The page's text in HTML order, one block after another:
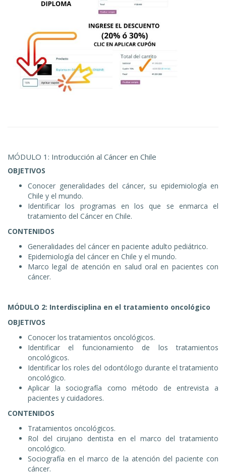
MÓDULO 1: Introducción al Cáncer en Chile
OBJETIVOS
Conocer generalidades del cáncer, su epidemiología en
Chile y el mundo.
Identificar los programas en los que se enmarca el
tratamiento del Cáncer en Chile.
CONTENIDOS
Generalidades del cáncer en paciente adulto pediátrico.
Epidemiología del cáncer en Chile y el mundo.
Marco legal de atención en salud oral en pacientes con
cáncer.
MÓDULO 2: Interdisciplina en el tratamiento oncológico
OBJETIVOS
Conocer los tratamientos oncológicos.
Identificar el funcionamiento de los tratamientos
oncológicos.
Identificar los roles del odontólogo durante el tratamiento
oncológico.
Aplicar la sociografía como método de entrevista a
pacientes y cuidadores.
CONTENIDOS
Tratamientos oncológicos.
Rol del cirujano dentista en el marco del tratamiento
oncológico.
Sociografía en el marco de la atención del paciente con
cáncer.